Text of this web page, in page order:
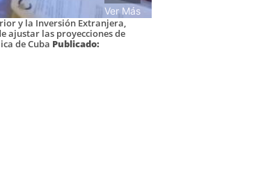
Ver Más
y la Inversión Extranjera,
ajustar las proyecciones de
de Cuba Publicado: